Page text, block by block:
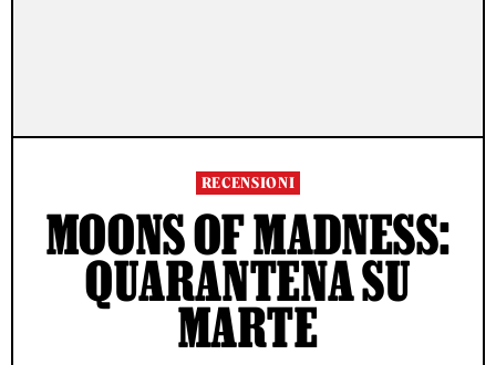
RECENSIONI
MOONS OF MADNESS:
QUARANTENA SU
MARTE